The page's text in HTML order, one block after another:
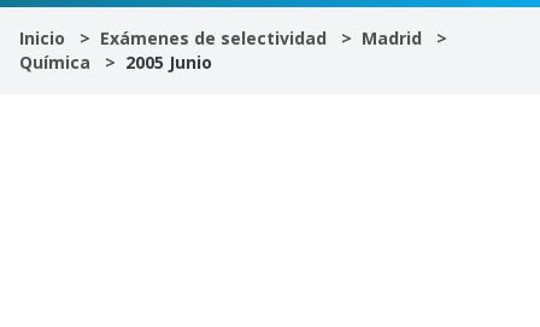
E.S.O
Inicio Exámenes de selectividad
Madrid
Química
2005 Junio